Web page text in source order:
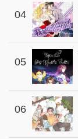
Chapter 9
Chapter 8
Chapter 7
Chapter 6
Chapter 5
Chapter 4
Chapter 3
04
05
06